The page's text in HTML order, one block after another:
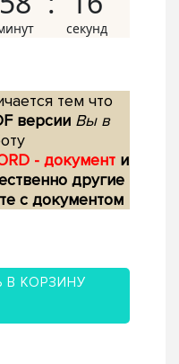
тем что
версии Вы в
- документ и
другие
с документом
В КОРЗИНУ